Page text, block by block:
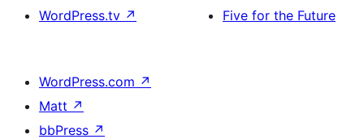
WordPress.tv ↗
Five for the Future
WordPress.com ↗
Matt ↗
bbPress ↗